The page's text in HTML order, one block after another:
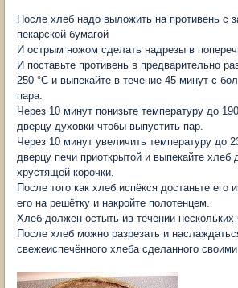
После хлеб надо выложить на противень с
пекарской бумагой
И острым ножом сделать надрезы в
И поставьте противень в предварительно
250 °C и выпекайте в течение 45 минут с
пара.
Через 10 минут понизьте температуру до
дверцу духовки чтобы выпустить пар.
Через 10 минут увеличить температуру до
дверцу печи приоткрытой и выпекайте хлеб
хрустящей корочки.
После того как хлеб испёкся достаньте его
его на решётку и накройте полотенцем.
Хлеб должен остыть ив течении нескольких
После хлеб можно разрезать и
свежеиспечённого хлеба сделанного